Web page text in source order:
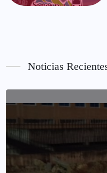
Noticias